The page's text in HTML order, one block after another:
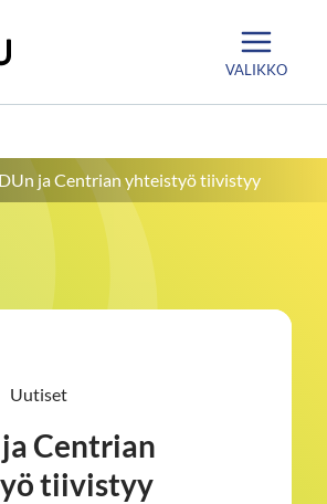
VALIKKO
ja Centrian yhteistyö tiivistyy
Uutiset
Centrian
tiivistyy